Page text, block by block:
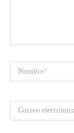
Nombre*
Correo
electrónico*